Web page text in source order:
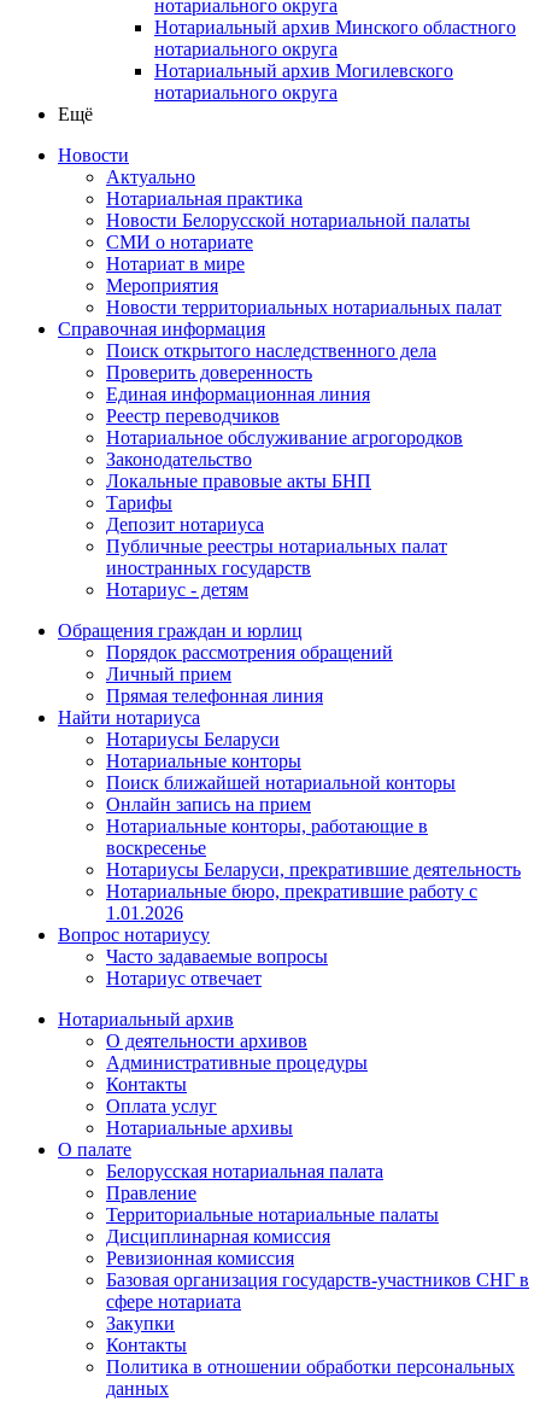
нотариального округа
Нотариальный архив Минского областного
нотариального округа
Нотариальный архив Могилевского
нотариального округа
Ещё
Новости
Актуально
Нотариальная практика
Новости Белорусской нотариальной палаты
СМИ о нотариате
Нотариат в мире
Мероприятия
Новости территориальных нотариальных палат
Справочная информация
Поиск открытого наследственного дела
Проверить доверенность
Единая информационная линия
Реестр переводчиков
Нотариальное обслуживание агрогородков
Законодательство
Локальные правовые акты БНП
Тарифы
Депозит нотариуса
Публичные реестры нотариальных палат
иностранных государств
Нотариус - детям
Обращения граждан и юрлиц
Порядок рассмотрения обращений
Личный прием
Прямая телефонная линия
Найти нотариуса
Нотариусы Беларуси
Нотариальные конторы
Поиск ближайшей нотариальной конторы
Онлайн запись на прием
Нотариальные конторы, работающие в
воскресенье
Нотариусы Беларуси, прекратившие деятельность
Нотариальные бюро, прекратившие работу с
1.01.2026
Вопрос нотариусу
Часто задаваемые вопросы
Нотариус отвечает
Нотариальный архив
О деятельности архивов
Административные процедуры
Контакты
Оплата услуг
Нотариальные архивы
О палате
Белорусская нотариальная палата
Правление
Территориальные нотариальные палаты
Дисциплинарная комиссия
Ревизионная комиссия
Базовая организация государств-участников СНГ в
сфере нотариата
Закупки
Контакты
Политика в отношении обработки персональных
данных